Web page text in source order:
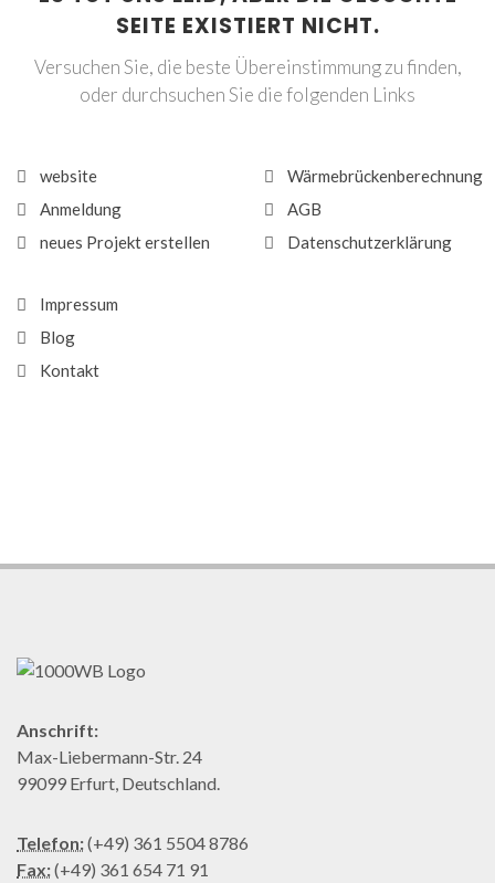
SEITE EXISTIERT NICHT.
Versuchen Sie, die beste Übereinstimmung zu finden,
oder durchsuchen Sie die folgenden Links
website
Anmeldung
neues Projekt erstellen
Wärmebrückenberechnung
AGB
Datenschutzerklärung
Impressum
Blog
Kontakt
Anschrift:
Max-Liebermann-Str. 24
99099 Erfurt, Deutschland.
Telefon:(+49) 361 5504 8786
Fax:(+49) 361 654 71 91